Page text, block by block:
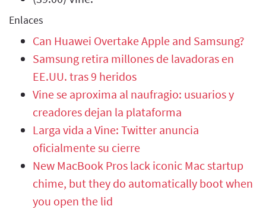
Enlaces
Can Huawei Overtake Apple and Samsung?
Samsung retira millones de lavadoras en
EE.UU. tras 9 heridos
Vine se aproxima al naufragio: usuarios y
creadores dejan la plataforma
Larga vida a Vine: Twitter anuncia
oficialmente su cierre
New MacBook Pros lack iconic Mac startup
chime, but they do automatically boot when
you open the lid